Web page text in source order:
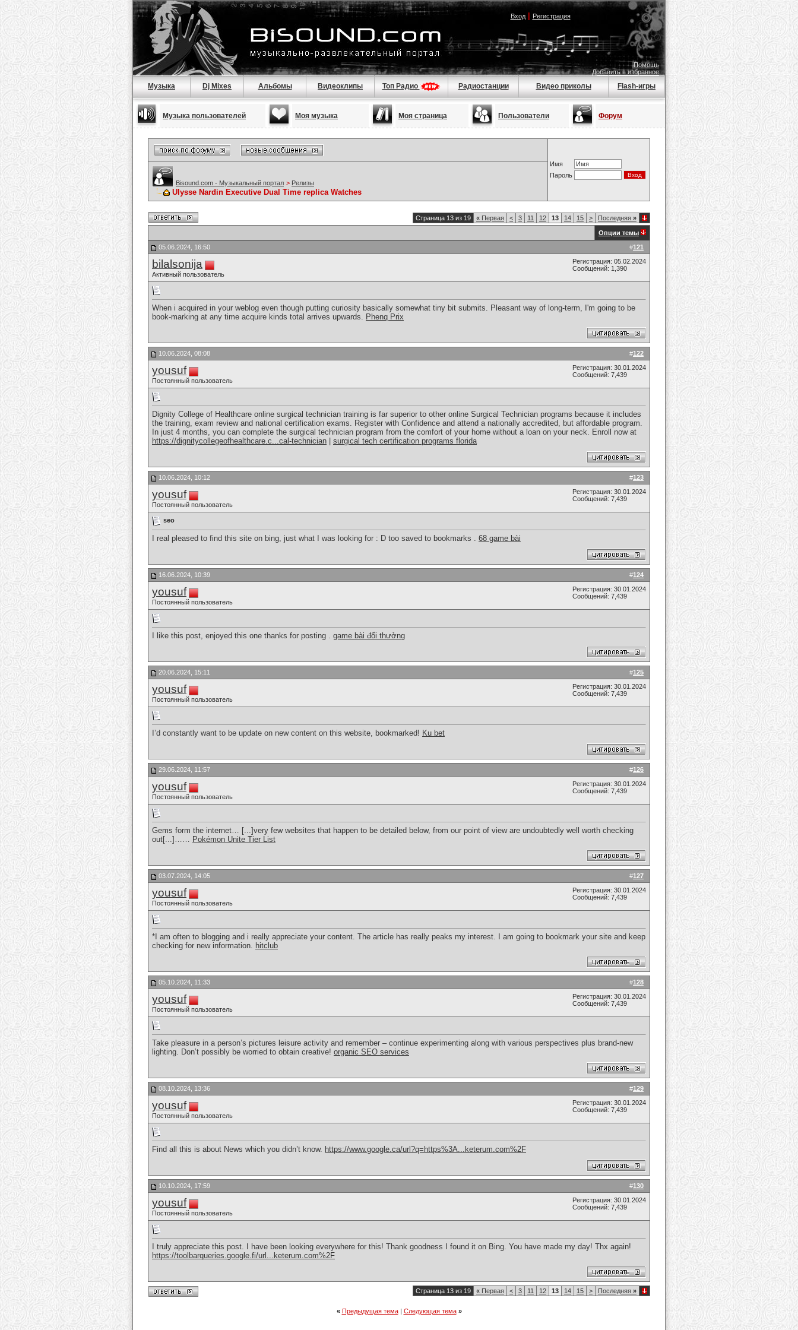
Вход| Регистрация
Помощь
Добавить в избранное
Музыка Dj Mixes Альбомы Видеоклипы Топ Радио Радиостанции Видео приколы Flash-игры
Музыка пользователей Моя музыка Моя страница Пользователи Форум
Имя
Пароль
Bisound.com - Музыкальный портал > Релизы
Ulysse Nardin Executive Dual Time replica Watches
Страница 13 из 19 « Первая < 3 11 12 13 14 15 > Последняя »
Опции темы
#121
05.06.2024, 16:50
bilalsonija
Активный пользователь
Регистрация: 05.02.2024
Сообщений: 1,390
When i acquired in your weblog even though putting curiosity basically somewhat tiny bit submits. Pleasant way of long-term, I'm going to be
book-marking at any time acquire kinds total arrives upwards. Phenq Prix
#122
10.06.2024, 08:08
yousuf
Постоянный пользователь
Регистрация: 30.01.2024
Сообщений: 7,439
Dignity College of Healthcare online surgical technician training is far superior to other online Surgical Technician programs because it includes
the training, exam review and national certification exams. Register with Confidence and attend a nationally accredited, but affordable program.
In just 4 months, you can complete the surgical technician program from the comfort of your home without a loan on your neck. Enroll now at
https://dignitycollegeofhealthcare.c...cal-technician
surgical tech certification programs florida
#123
10.06.2024, 10:12
yousuf
Постоянный пользователь
Регистрация: 30.01.2024
Сообщений: 7,439
seo
I real pleased to find this site on bing, just what I was looking for : D too saved to bookmarks . 68 game bài
#124
16.06.2024, 10:39
yousuf
Постоянный пользователь
Регистрация: 30.01.2024
Сообщений: 7,439
I like this post, enjoyed this one thanks for posting . game bài đổi thưởng
#125
20.06.2024, 15:11
yousuf
Постоянный пользователь
Регистрация: 30.01.2024
Сообщений: 7,439
I’d constantly want to be update on new content on this website, bookmarked! Ku bet
#126
29.06.2024, 11:57
yousuf
Постоянный пользователь
Регистрация: 30.01.2024
Сообщений: 7,439
Gems form the internet… [...]very few websites that happen to be detailed below, from our point of view are undoubtedly well worth checking
out[...]…… Pokémon Unite Tier List
#127
03.07.2024, 14:05
yousuf
Постоянный пользователь
Регистрация: 30.01.2024
Сообщений: 7,439
*I am often to blogging and i really appreciate your content. The article has really peaks my interest. I am going to bookmark your site and keep
checking for new information. hitclub
#128
05.10.2024, 11:33
yousuf
Постоянный пользователь
Регистрация: 30.01.2024
Сообщений: 7,439
Take pleasure in a person’s pictures leisure activity and remember – continue experimenting along with various perspectives plus brand-new
lighting. Don’t possibly be worried to obtain creative! organic SEO services
#129
08.10.2024, 13:36
yousuf
Постоянный пользователь
Регистрация: 30.01.2024
Сообщений: 7,439
Find all this is about News which you didn’t know. https://www.google.ca/url?q=https%3A...keterum.com%2F
#130
10.10.2024, 17:59
yousuf
Постоянный пользователь
Регистрация: 30.01.2024
Сообщений: 7,439
I truly appreciate this post. I have been looking everywhere for this! Thank goodness I found it on Bing. You have made my day! Thx again!
https://toolbarqueries.google.fi/url...keterum.com%2F
Страница 13 из 19 « Первая < 3 11 12 13 14 15 > Последняя »
« Предыдущая тема| Следующая тема »